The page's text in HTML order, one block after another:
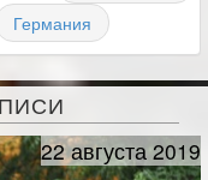
Германия
22 августа 2019